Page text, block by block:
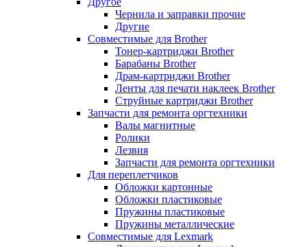
Чернила и заправки прочие
Другие
Совместимые для Brother
Тонер-картриджи Brother
Барабаны Brother
Драм-картриджи Brother
Ленты для печати наклеек Brother
Струйные картриджи Brother
Запчасти для ремонта оргтехники
Валы магнитные
Ролики
Лезвия
Запчасти для ремонта оргтехники
Для переплетчиков
Обложки картонные
Обложки пластиковые
Пружины пластиковые
Пружины металлические
Совместимые для Lexmark